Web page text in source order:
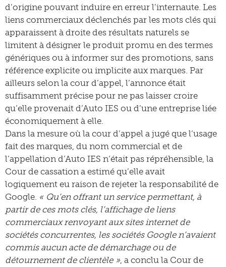
d’origine pouvant induire en erreur l’internaute. Les
liens commerciaux déclenchés par les mots clés qui
apparaissent à droite des résultats naturels se
limitent à désigner le produit promu en des termes
génériques ou à informer sur des promotions, sans
référence explicite ou implicite aux marques. Par
ailleurs selon la cour d’appel, l’annonce était
suffisamment précise pour ne pas laisser croire
qu’elle provenait d’Auto IES ou d’une entreprise liée
économiquement à elle.
Dans la mesure où la cour d’appel a jugé que l’usage
fait des marques, du nom commercial et de
l’appellation d’Auto IES n’était pas répréhensible, la
Cour de cassation a estimé qu’elle avait
logiquement eu raison de rejeter la responsabilité de
Google. « Qu’en offrant un service permettant, à
partir de ces mots clés, l’affichage de liens
commerciaux renvoyant aux sites internet de
sociétés concurrentes, les sociétés Google n’avaient
commis aucun acte de démarchage ou de
détournement de clientèle », a conclu la Cour de